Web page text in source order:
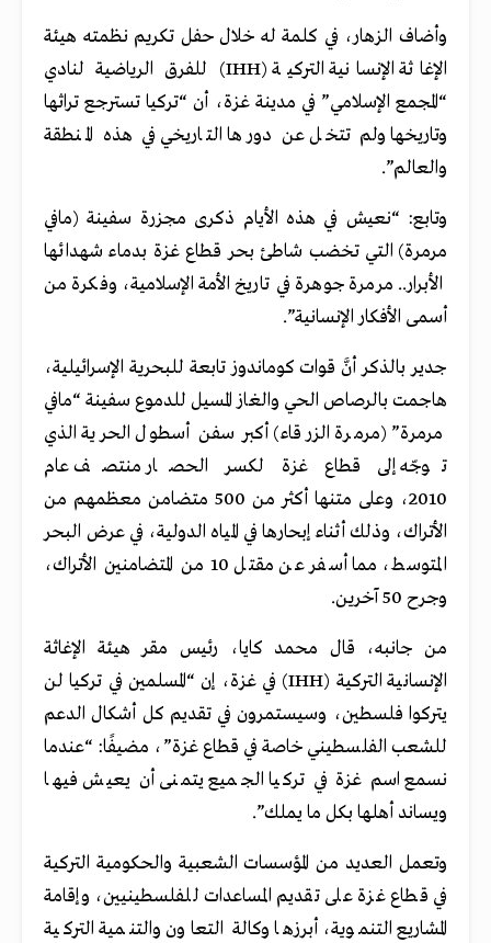
وأضاف الزهار، في كلمة له خلال حفل تكريم نظمته هيئة
الإغاثة الإنسانية التركية (IHH) للفرق الرياضية لنادي
“المجمع الإسلامي” في مدينة غزة، أن “تركيا تسترجع تراثها
وتاريخها ولم تتخل عن دورها التاريخي في هذه المنطقة
والعالم”.
وتابع: “نعيش في هذه الأيام ذكرى مجزرة سفينة (مافي
مرمرة) التي تخضب شاطئ بحر قطاع غزة بدماء شهدائها
الأبرار.. مرمرة جوهرة في تاريخ الأمة الإسلامية، وفكرة من
أسمى الأفكار الإنسانية”.
جدير بالذكر أنَّ قوات كوماندوز تابعة للبحرية الإسرائيلية،
هاجمت بالرصاص الحي والغاز المسيل للدموع سفينة “مافي
مرمرة” (مرمرة الزرقاء) أكبر سفن أسطول الحرية الذي
توجّه إلى قطاع غزة لكسر الحصار منتصف عام
2010، وعلى متنها أكثر من 500 متضامن معظمهم من
الأتراك، وذلك أثناء إبحارها في المياه الدولية، في عرض البحر
المتوسط، مما أسفر عن مقتل 10 من المتضامنين الأتراك،
وجرح 50 آخرين.
من جانبه، قال محمد كايا، رئيس مقر هيئة الإغاثة
الإنسانية التركية (IHH) في غزة، إن “المسلمين في تركيا لن
يتركوا فلسطين، وسيستمرون في تقديم كل أشكال الدعم
للشعب الفلسطيني خاصة في قطاع غزة”، مضيفًا: “عندما
نسمع اسم غزة في تركيا الجميع يتمنى أن يعيش فيها
ويساند أهلها بكل ما يملك”.
وتعمل العديد من المؤسسات الشعبية والحكومية التركية
في قطاع غزة على تقديم المساعدات للفلسطينيين، وإقامة
المشاريع التنموية، أبرزها وكالة التعاون والتنمية التركية